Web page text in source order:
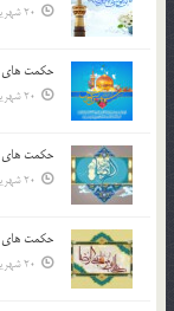
20 شهریور 03
حکمت های
20 شهریور 03
حکمت های
20 شهریور 03
حکمت های
20 شهریور 03